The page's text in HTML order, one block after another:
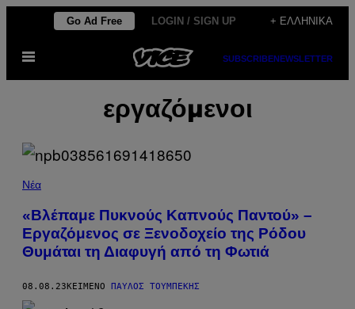
Μετάβαση
περιεχόμενο
Go Ad Free LOGIN / SIGN UP + ΕΛΛΗΝΙΚΆ
Ανοίξτε
μενού
SUBSCRIBENEWSLETTER
εργαζόμενοι
Νέα
«Βλέπαμε Πυκνούς Καπνούς Παντού» –
Εργαζόμενος σε Ξενοδοχείο της Ρόδου
Θυμάται τη Διαφυγή από τη Φωτιά
08.08.23 ΚΕΊΜΕΝΟ ΠΑΎΛΟΣ ΤΟΥΜΠΈΚΗΣ